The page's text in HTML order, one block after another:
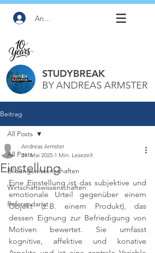
Anmelden
STUDYBREAK
BY ANDREAS ARMSTER
Beitrag
All Posts
Bildungswissenschaften
Wirtschaftswissenschaften
Referendariat
All Posts
Einstellung
Andreas Armster
31. Mai 2025 1 Min. Lesezeit
Eine Einstellung ist das subjektive und
emotionale Urteil gegenüber einem
Objekt (z. B. einem Produkt), das
dessen Eignung zur Befriedigung von
Motiven bewertet. Sie umfasst
kognitive, affektive und konative